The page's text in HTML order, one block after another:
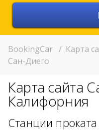
Выберите город
Возврат в другом
BookingCar / Карта
Сан-Диего
Карта сайта
Калифорния
Станции